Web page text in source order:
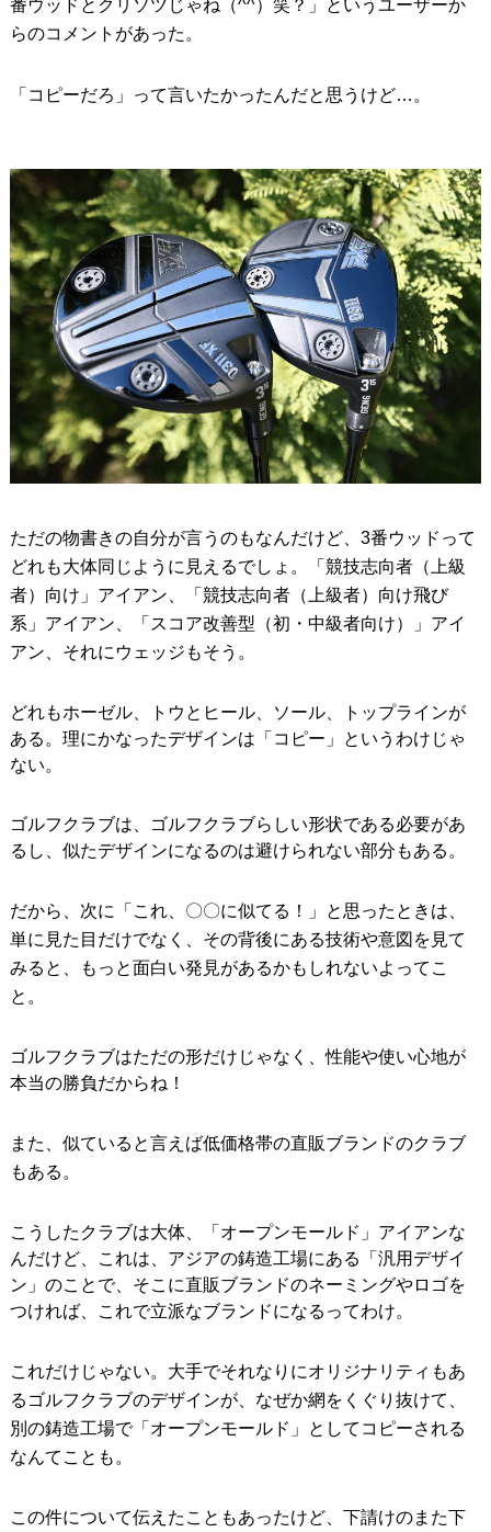
番ウッドとクリソツじゃね（^^）笑？」というユーザーか
らのコメントがあった。
「コピーだろ」って言いたかったんだと思うけど…。
ただの物書きの自分が言うのもなんだけど、3番ウッドって
どれも大体同じように見えるでしょ。「競技志向者（上級
者）向け」アイアン、「競技志向者（上級者）向け飛び
系」アイアン、「スコア改善型（初・中級者向け）」アイ
アン、それにウェッジもそう。
どれもホーゼル、トウとヒール、ソール、トップラインが
ある。理にかなったデザインは「コピー」というわけじゃ
ない。
ゴルフクラブは、ゴルフクラブらしい形状である必要があ
るし、似たデザインになるのは避けられない部分もある。
だから、次に「これ、〇〇に似てる！」と思ったときは、
単に見た目だけでなく、その背後にある技術や意図を見て
みると、もっと面白い発見があるかもしれないよってこ
と。
ゴルフクラブはただの形だけじゃなく、性能や使い心地が
本当の勝負だからね！
また、似ていると言えば低価格帯の直販ブランドのクラブ
もある。
こうしたクラブは大体、「オープンモールド」アイアンな
んだけど、これは、アジアの鋳造工場にある「汎用デザイ
ン」のことで、そこに直販ブランドのネーミングやロゴを
つければ、これで立派なブランドになるってわけ。
これだけじゃない。大手でそれなりにオリジナリティもあ
るゴルフクラブのデザインが、なぜか網をくぐり抜けて、
別の鋳造工場で「オープンモールド」としてコピーされる
なんてことも。
この件について伝えたこともあったけど、下請けのまた下